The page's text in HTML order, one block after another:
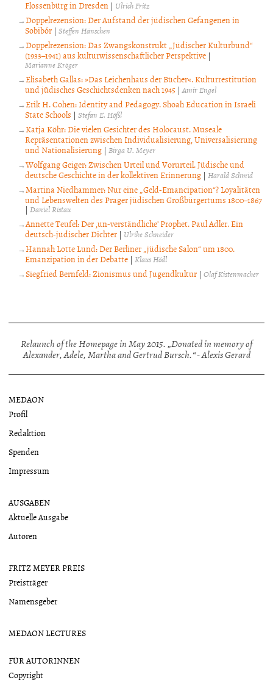
Flossenbürg in Dresden | Ulrich Fritz
Doppelrezension: Der Aufstand der jüdischen Gefangenen in
Sobibór | Steffen Hänschen
Doppelrezension: Das Zwangskonstrukt „Jüdischer Kulturbund“
(1933–1941) aus kulturwissenschaftlicher Perspektive |
Marianne Kröger
Elisabeth Gallas: »Das Leichenhaus der Bücher«. Kulturrestitution
und jüdisches Geschichtsdenken nach 1945 |Amir Engel
Erik H. Cohen: Identity and Pedagogy. Shoah Education in Israeli
State Schools | Stefan E. Hößl
Katja Köhr: Die vielen Gesichter des Holocaust. Museale
Repräsentationen zwischen Individualisierung, Universalisierung
und Nationalisierung | Birga U. Meyer
Wolfgang Geiger: Zwischen Urteil und Vorurteil. Jüdische und
deutsche Geschichte in der kollektiven Erinnerung | Harald Schmid
Martina Niedhammer: Nur eine „Geld-Emancipation“? Loyalitäten
und Lebenswelten des Prager jüdischen Großbürgertums 1800–1867
| Daniel Ristau
Annette Teufel: Der ‚un-verständliche’ Prophet. Paul Adler. Ein
deutsch-jüdischer Dichter | Ulrike Schneider
Hannah Lotte Lund: Der Berliner „jüdische Salon“ um 1800.
Emanzipation in der Debatte | Klaus Hödl
Siegfried Bernfeld: Zionismus und Jugendkultur |Olaf Kistenmacher
Relaunch of the Homepage in May 2015. „Donated in memory of
Alexander, Adele, Martha and Gertrud Bursch.“ - Alexis Gerard
MEDAON
Profil
Redaktion
Spenden
Impressum
AUSGABEN
Aktuelle Ausgabe
Autoren
FRITZ MEYER PREIS
Preisträger
Namensgeber
MEDAON LECTURES
FÜR AUTORINNEN
Copyright